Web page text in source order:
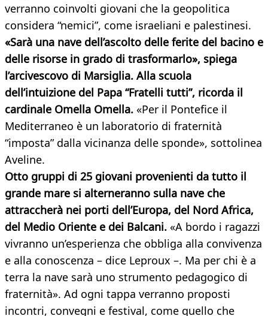
verranno coinvolti giovani che la geopolitica
considera “nemici”, come israeliani e palestinesi.
«Sarà una nave dell’ascolto delle ferite del bacino e
delle risorse in grado di trasformarlo», spiega
l’arcivescovo di Marsiglia. Alla scuola
dell’intuizione del Papa “Fratelli tutti”, ricorda il
cardinale Omella Omella. «Per il Pontefice il
Mediterraneo è un laboratorio di fraternità
“imposta” dalla vicinanza delle sponde», sottolinea
Aveline.
Otto gruppi di 25 giovani provenienti da tutto il
grande mare si alterneranno sulla nave che
attraccherà nei porti dell’Europa, del Nord Africa,
del Medio Oriente e dei Balcani. «A bordo i ragazzi
vivranno un’esperienza che obbliga alla convivenza
e alla conoscenza – dice Leproux –. Ma per chi è a
terra la nave sarà uno strumento pedagogico di
fraternità». Ad ogni tappa verranno proposti
incontri, convegni e festival, come quello che